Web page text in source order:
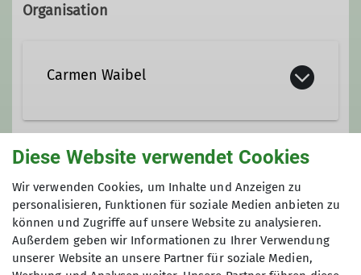
Organisation
Carmen Waibel
Gruppe
Murmeltiere
Diese Website verwendet Cookies
Wir verwenden Cookies, um Inhalte und Anzeigen zu
personalisieren, Funktionen für soziale Medien anbieten zu
können und Zugriffe auf unsere Website zu analysieren.
Außerdem geben wir Informationen zu Ihrer Verwendung
unserer Website an unsere Partner für soziale Medien,